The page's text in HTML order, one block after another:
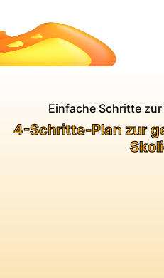
Einfache Schritte
4-Schritte-Plan zur